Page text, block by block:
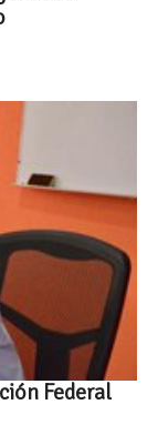
Federal